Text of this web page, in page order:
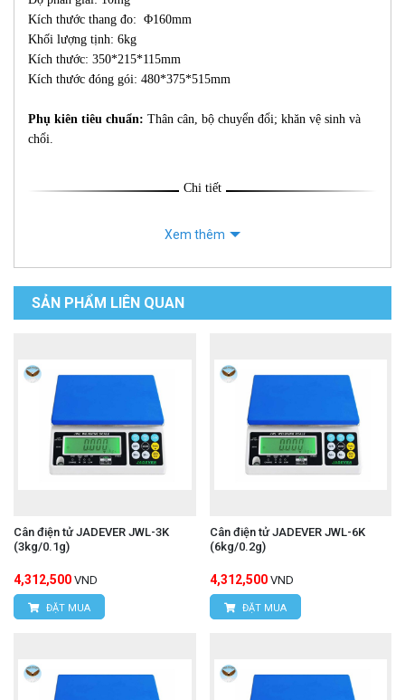
Kích thước thang đo: Φ160mm
Khối lượng tịnh: 6kg
Kích thước: 350*215*115mm
Kích thước đóng gói: 480*375*515mm
Phụ kiên tiêu chuẩn: Thân cân, bộ chuyển đổi; khăn vệ sinh và
chổi.
Chi tiết
Xem thêm
SẢN PHẨM LIÊN QUAN
Cân điện tử JADEVER JWL-3K
(3kg/0.1g)
4,312,500 VND
ĐẶT MUA
Cân điện tử JADEVER JWL-6K
(6kg/0.2g)
4,312,500 VND
ĐẶT MUA